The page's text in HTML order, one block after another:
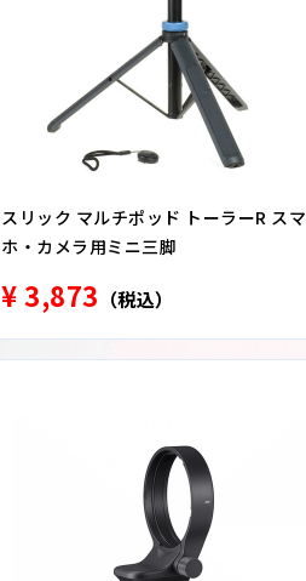
スリック マルチポッド トーラーR スマ
ホ・カメラ用ミニ三脚
¥ 3,873 （税込）